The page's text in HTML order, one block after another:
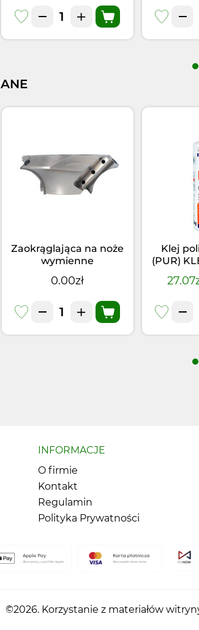
Zaokrąglająca na noże
wymienne
0.00zł
Klej
(PUR)
INFORMACJE
O firmie
Kontakt
Regulamin
Polityka Prywatności
©2026. Korzystanie z materiałów